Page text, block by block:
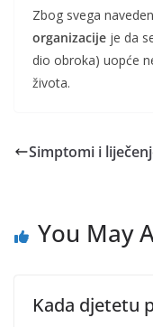
Zbog svega
organizacije je da
dio obroka) uopće
života.
Simptomi i
You May
Kada djetetu